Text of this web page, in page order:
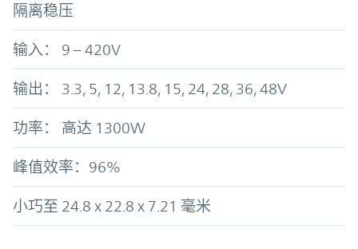
隔离稳压
输入： 9 – 420V
输出： 3.3, 5, 12, 13.8, 15, 24, 28, 36, 48V
功率： 高达 1300W
峰值效率：96%
小巧至 24.8 x 22.8 x 7.21 毫米